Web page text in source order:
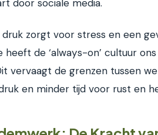
door sociale media.
druk zorgt voor stress en een
heeft de ‘always-on’ cultuur
vervaagt de grenzen tussen
en minder tijd voor rust en